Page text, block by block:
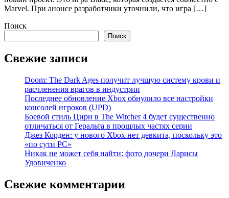
Marvel. При анонсе разработчики уточнили, что игра […]
Поиск
Поиск
Свежие записи
Doom: The Dark Ages получит лучшую систему крови и
расчленения врагов в индустрии
Последнее обновление Xbox обнулило все настройки
консолей игроков (UPD)
Боевой стиль Цири в The Witcher 4 будет существенно
отличаться от Геральта в прошлых частях серии
Джез Корден: у нового Xbox нет девкита, поскольку это
«по сути PC»
Никак не может себя найти: фото дочери Ларисы
Удовиченко
Свежие комментарии